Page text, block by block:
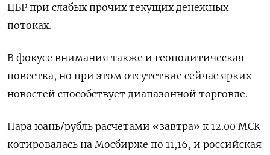
ЦБР при слабых прочих текущих ⁠денежных
потоках.
В фокусе внимания также и геополитическая
повестка, но при этом отсутствие сейчас ярких
новостей способствует диапазонной торговле.
Пара юань/рубль расчетами «завтра» к 12.00 МСК
котировалась на Мосбирже по 11,16, и российская